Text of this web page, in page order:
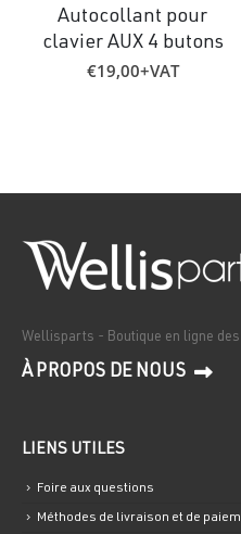
Autocollant pour
clavier AUX 4 butons
€19,00+VAT
Wellisparts - Boutique en ligne
À PROPOS DE NOUS
LIENS UTILES
Foire aux questions
Méthodes de livraison et de